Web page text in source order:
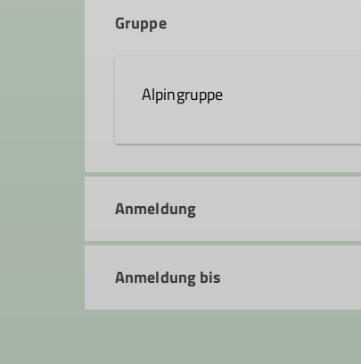
Gruppe
Alpingruppe
großen Wert darauf, dass für
Anmeldung
Anmeldung bis